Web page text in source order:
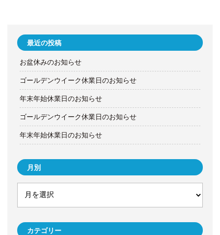
最近の投稿
お盆休みのお知らせ
ゴールデンウイーク休業日のお知らせ
年末年始休業日のお知らせ
ゴールデンウイーク休業日のお知らせ
年末年始休業日のお知らせ
月別
カテゴリー